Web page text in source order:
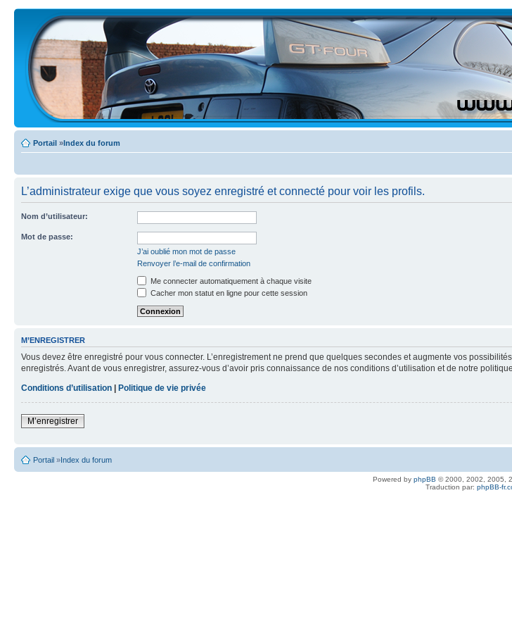
Portail »Index du forum
L’administrateur exige que vous soyez enregistré et connecté pour voir les profils.
Nom d’utilisateur:
Mot de passe:
J’ai oublié mon mot de passe
Renvoyer l’e-mail de confirmation
Me connecter automatiquement à chaque visite
Cacher mon statut en ligne pour cette session
M’ENREGISTRER
Vous devez être enregistré pour vous connecter. L’enregistrement ne prend que quelques secondes et augmente vos
enregistrés. Avant de vous enregistrer, assurez-vous d’avoir pris connaissance de nos conditions d’utilisation et de notre
Conditions d’utilisation | Politique de vie privée
M’enregistrer
Portail »Index du forum
Powered by phpBB © 2000, 2002, 2005,
Traduction par: phpBB-